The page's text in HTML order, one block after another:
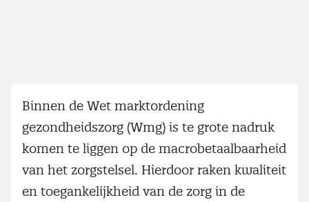
Binnen de Wet marktordening
gezondheidszorg (Wmg) is te grote nadruk
komen te liggen op de macrobetaalbaarheid
van het zorgstelsel. Hierdoor raken kwaliteit
en toegankelijkheid van de zorg in de